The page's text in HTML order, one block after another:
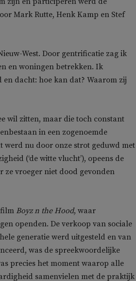
Mark Rutte, Henk Kamp en Stef
West. Door gentrificatie zag ik
en woningen betrekken. Ik
dacht: hoe kan dat? Waarom zij
wil zitten, maar die toch constant
in een zogenoemde
werd nu door onze strot geduwd met
(‘de witte vlucht’), opeens de
ze vroeger niet dood gevonden
Boyz n the Hood, waar
openden. De verkoop van sociale
generatie werd uitgesteld en van
was de spreekwoordelijke
precies het moment waarop alle
samenvielen met de praktijk